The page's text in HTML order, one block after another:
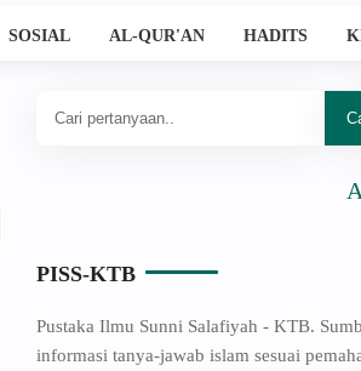
SOSIAL AL-QUR'AN HADITS
PISS-KTB
Pustaka Ilmu Sunni Salafiyah - KTB.
informasi tanya-jawab islam sesuai